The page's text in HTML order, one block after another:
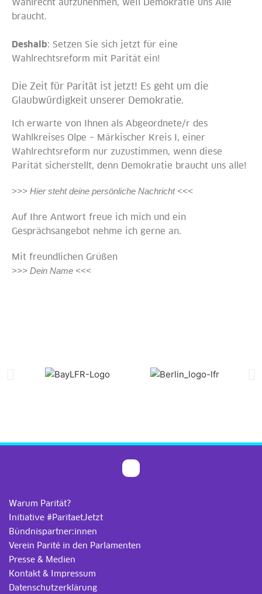
braucht.
Deshalb: Setzen Sie sich jetzt für eine
Wahlrechtsreform mit Parität ein!
Die Zeit für Parität ist jetzt! Es geht um die
Glaubwürdigkeit unserer Demokratie.
Ich erwarte von Ihnen als Abgeordnete/r des
Wahlkreises Olpe – Märkischer Kreis I, einer
Wahlrechtsreform nur zuzustimmen, wenn diese
Parität sicherstellt, denn Demokratie braucht uns alle!
>>> Hier steht deine persönliche Nachricht <<<
Auf Ihre Antwort freue ich mich und ein
Gesprächsangebot nehme ich gerne an.
Mit freundlichen Grüßen
>>> Dein Name <<<
Warum Parität?
Initiative #ParitaetJetzt
Bündnispartner:innen
Verein Parité in den Parlamenten
Presse & Medien
Kontakt & Impressum
Datenschutzerklärung